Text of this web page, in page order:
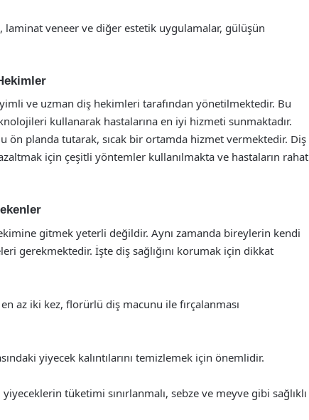
veneer ve diğer estetik uygulamalar, gülüşün
ve uzman diş hekimleri tarafından yönetilmektedir. Bu
kullanarak hastalarına en iyi hizmeti sunmaktadır.
ön planda tutarak, sıcak bir ortamda hizmet vermektedir. Diş
için çeşitli yöntemler kullanılmakta ve hastaların rahat
gitmek yeterli değildir. Aynı zamanda bireylerin kendi
gerekmektedir. İşte diş sağlığını korumak için dikkat
az iki kez, florürlü diş macunu ile fırçalanması
yiyecek kalıntılarını temizlemek için önemlidir.
tüketimi sınırlanmalı, sebze ve meyve gibi sağlıklı